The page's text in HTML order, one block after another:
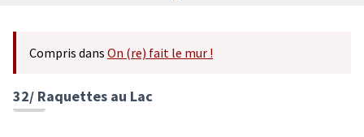
Compris dans On (re) fait le mur !
32/ Raquettes au Lac